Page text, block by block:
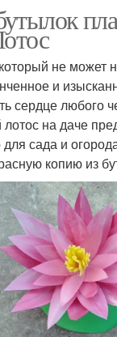
не может
и
сердце любого
на даче
сада и
копию из